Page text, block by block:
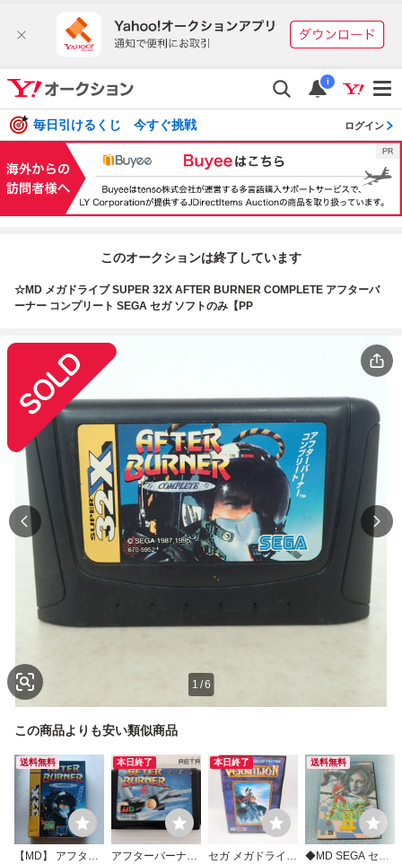
i
毎日引けるくじ 今すぐ挑戦 ログイン
このオークションは終了しています
☆MD メガドライブ SUPER 32X AFTER BURNER COMPLETE アフターバ
ーナー コンプリート SEGA セガ ソフトのみ【PP
1 /6
この商品よりも安い類似商品
送料無料
【MD】 アフター
本日終了
アフターバーナー
本日終了
セガ メガドライブ
送料無料
◆MD SEGA セガ